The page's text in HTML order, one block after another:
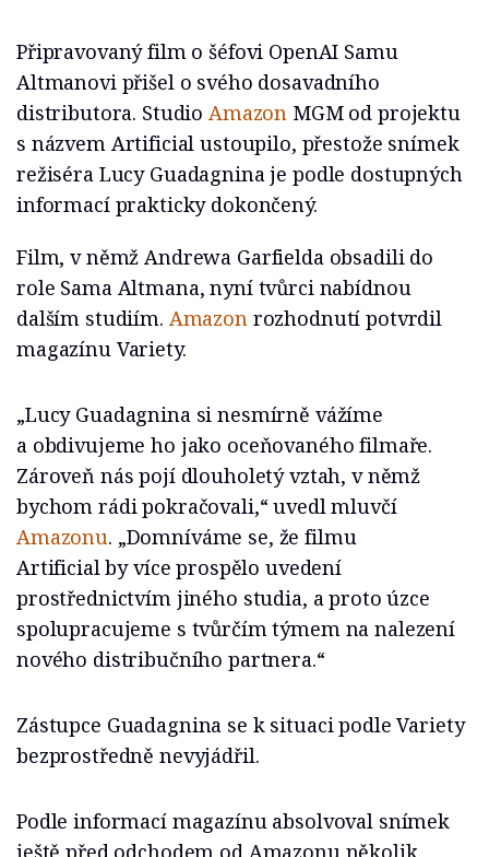
Připravovaný film o šéfovi OpenAI Samu
Altmanovi přišel o svého dosavadního
distributora. Studio Amazon MGM od projektu
s názvem Artificial ustoupilo, přestože snímek
režiséra Lucy Guadagnina je podle dostupných
informací prakticky dokončený.
Film, v němž Andrewa Garfielda obsadili do
role Sama Altmana, nyní tvůrci nabídnou
dalším studiím. Amazonrozhodnutí potvrdil
magazínu Variety.
„Lucy Guadagnina si nesmírně vážíme
a obdivujeme ho jako oceňovaného filmaře.
Zároveň nás pojí dlouholetý vztah, v němž
bychom rádi pokračovali,“ uvedl mluvčí
Amazonu. „Domníváme se, že filmu
Artificial by více prospělo uvedení
prostřednictvím jiného studia, a proto úzce
spolupracujeme s tvůrčím týmem na nalezení
nového distribučního partnera.“
Zástupce Guadagnina se k situaci podle Variety
bezprostředně nevyjádřil.
Podle informací magazínu absolvoval snímek
ještě před odchodem od Amazonu několik